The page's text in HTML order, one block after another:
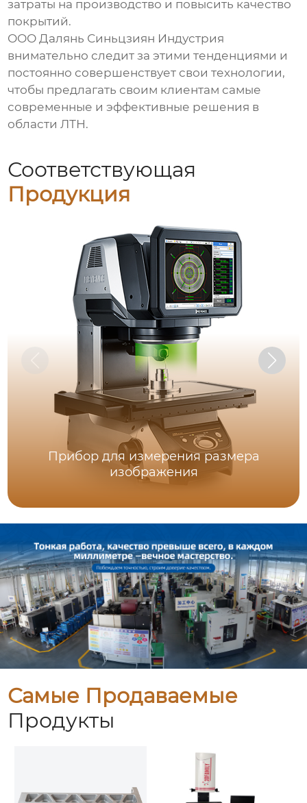
затраты на производство и повысить качество
покрытий.
ООО Далянь Синьцзиян Индустрия
внимательно следит за этими тенденциями и
постоянно совершенствует свои технологии,
чтобы предлагать своим клиентам самые
современные и эффективные решения в
области ЛТН.
Соответствующая
Продукция
Прибор для измерения размера
изображения
Самые Продаваемые
Продукты